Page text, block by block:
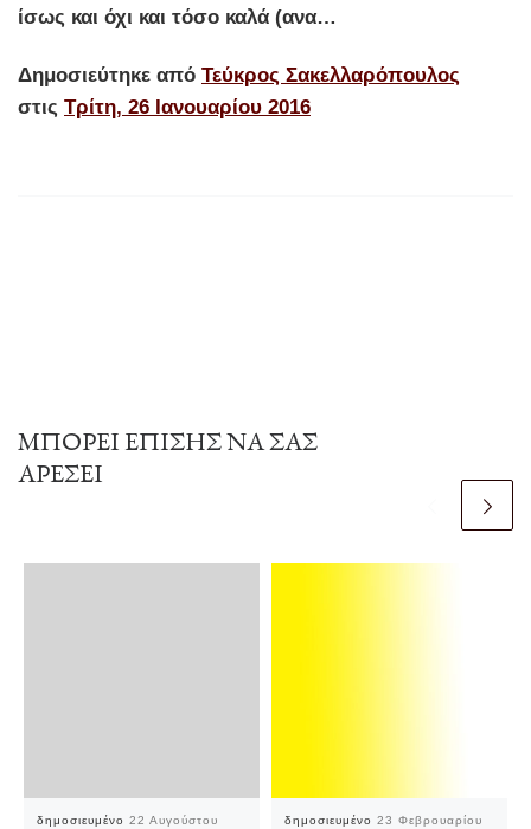
ίσως και όχι και τόσο καλά (ανα…
Δημοσιεύτηκε από Τεύκρος Σακελλαρόπουλος
στις Τρίτη, 26 Ιανουαρίου 2016
ΜΠΟΡΕΊ ΕΠΊΣΗΣ ΝΑ ΣΑΣ
ΑΡΈΣΕΙ
δημοσιευμένο22 Αυγούστου
δημοσιευμένο23 Φεβρουαρίου